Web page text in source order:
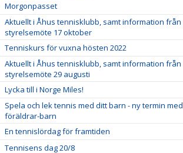
Morgonpasset
Aktuellt i Åhus tennisklubb, samt information från
styrelsemöte 17 oktober
Tenniskurs för vuxna hösten 2022
Aktuellt i Åhus tennisklubb, samt information från
styrelsemöte 29 augusti
Lycka till i Norge Miles!
Spela och lek tennis med ditt barn - ny termin med
föräldrar-barn
En tennislördag för framtiden
Tennisens dag 20/8